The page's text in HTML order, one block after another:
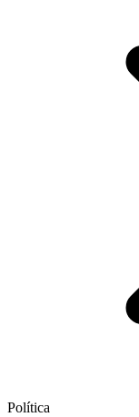
Política